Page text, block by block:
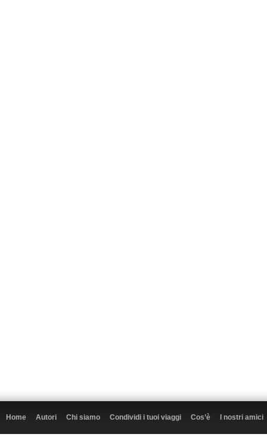
Home Autori Chi siamo Condividi i tuoi viaggi Cos’è I nostri amici